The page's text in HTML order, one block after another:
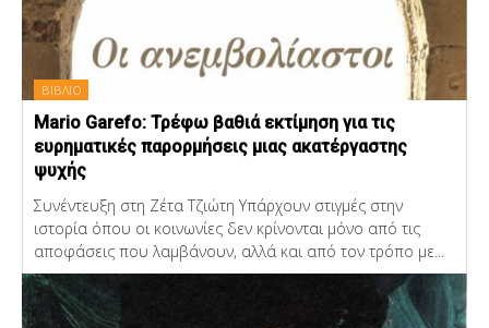
ΒΙΒΛΙΟ
Mario Garefo: Τρέφω βαθιά εκτίμηση για τις
ευρηματικές παρορμήσεις μιας ακατέργαστης
ψυχής
Συνέντευξη στη Ζέτα Τζιώτη Υπάρχουν στιγμές στην
ιστορία όπου οι κοινωνίες δεν κρίνονται μόνο από τις
αποφάσεις που λαμβάνουν, αλλά και από τον τρόπο με...